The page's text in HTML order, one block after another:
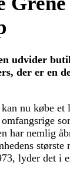
udvider
der er en
nu købe et
har nemlig
største
lyder det i